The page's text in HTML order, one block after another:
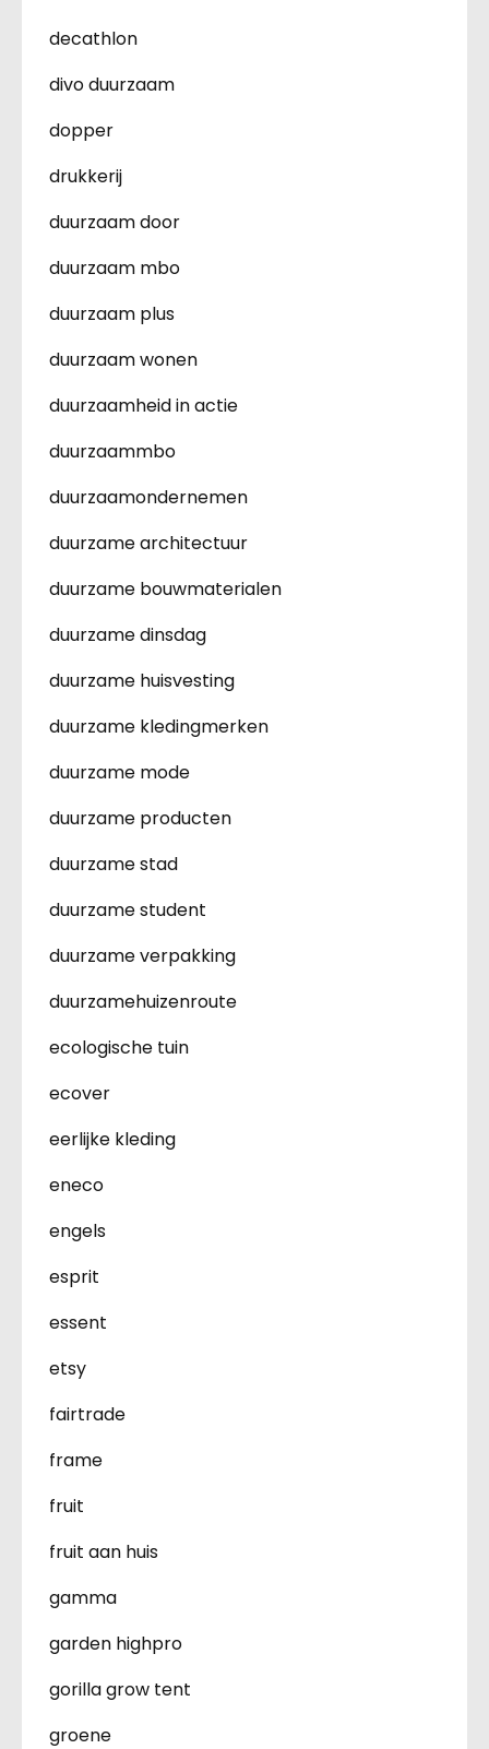
decathlon
divo duurzaam
dopper
drukkerij
duurzaam door
duurzaam mbo
duurzaam plus
duurzaam wonen
duurzaamheid in actie
duurzaammbo
duurzaamondernemen
duurzame architectuur
duurzame bouwmaterialen
duurzame dinsdag
duurzame huisvesting
duurzame kledingmerken
duurzame mode
duurzame producten
duurzame stad
duurzame student
duurzame verpakking
duurzamehuizenroute
ecologische tuin
ecover
eerlijke kleding
eneco
engels
esprit
essent
etsy
fairtrade
frame
fruit
fruit aan huis
gamma
garden highpro
gorilla grow tent
groene